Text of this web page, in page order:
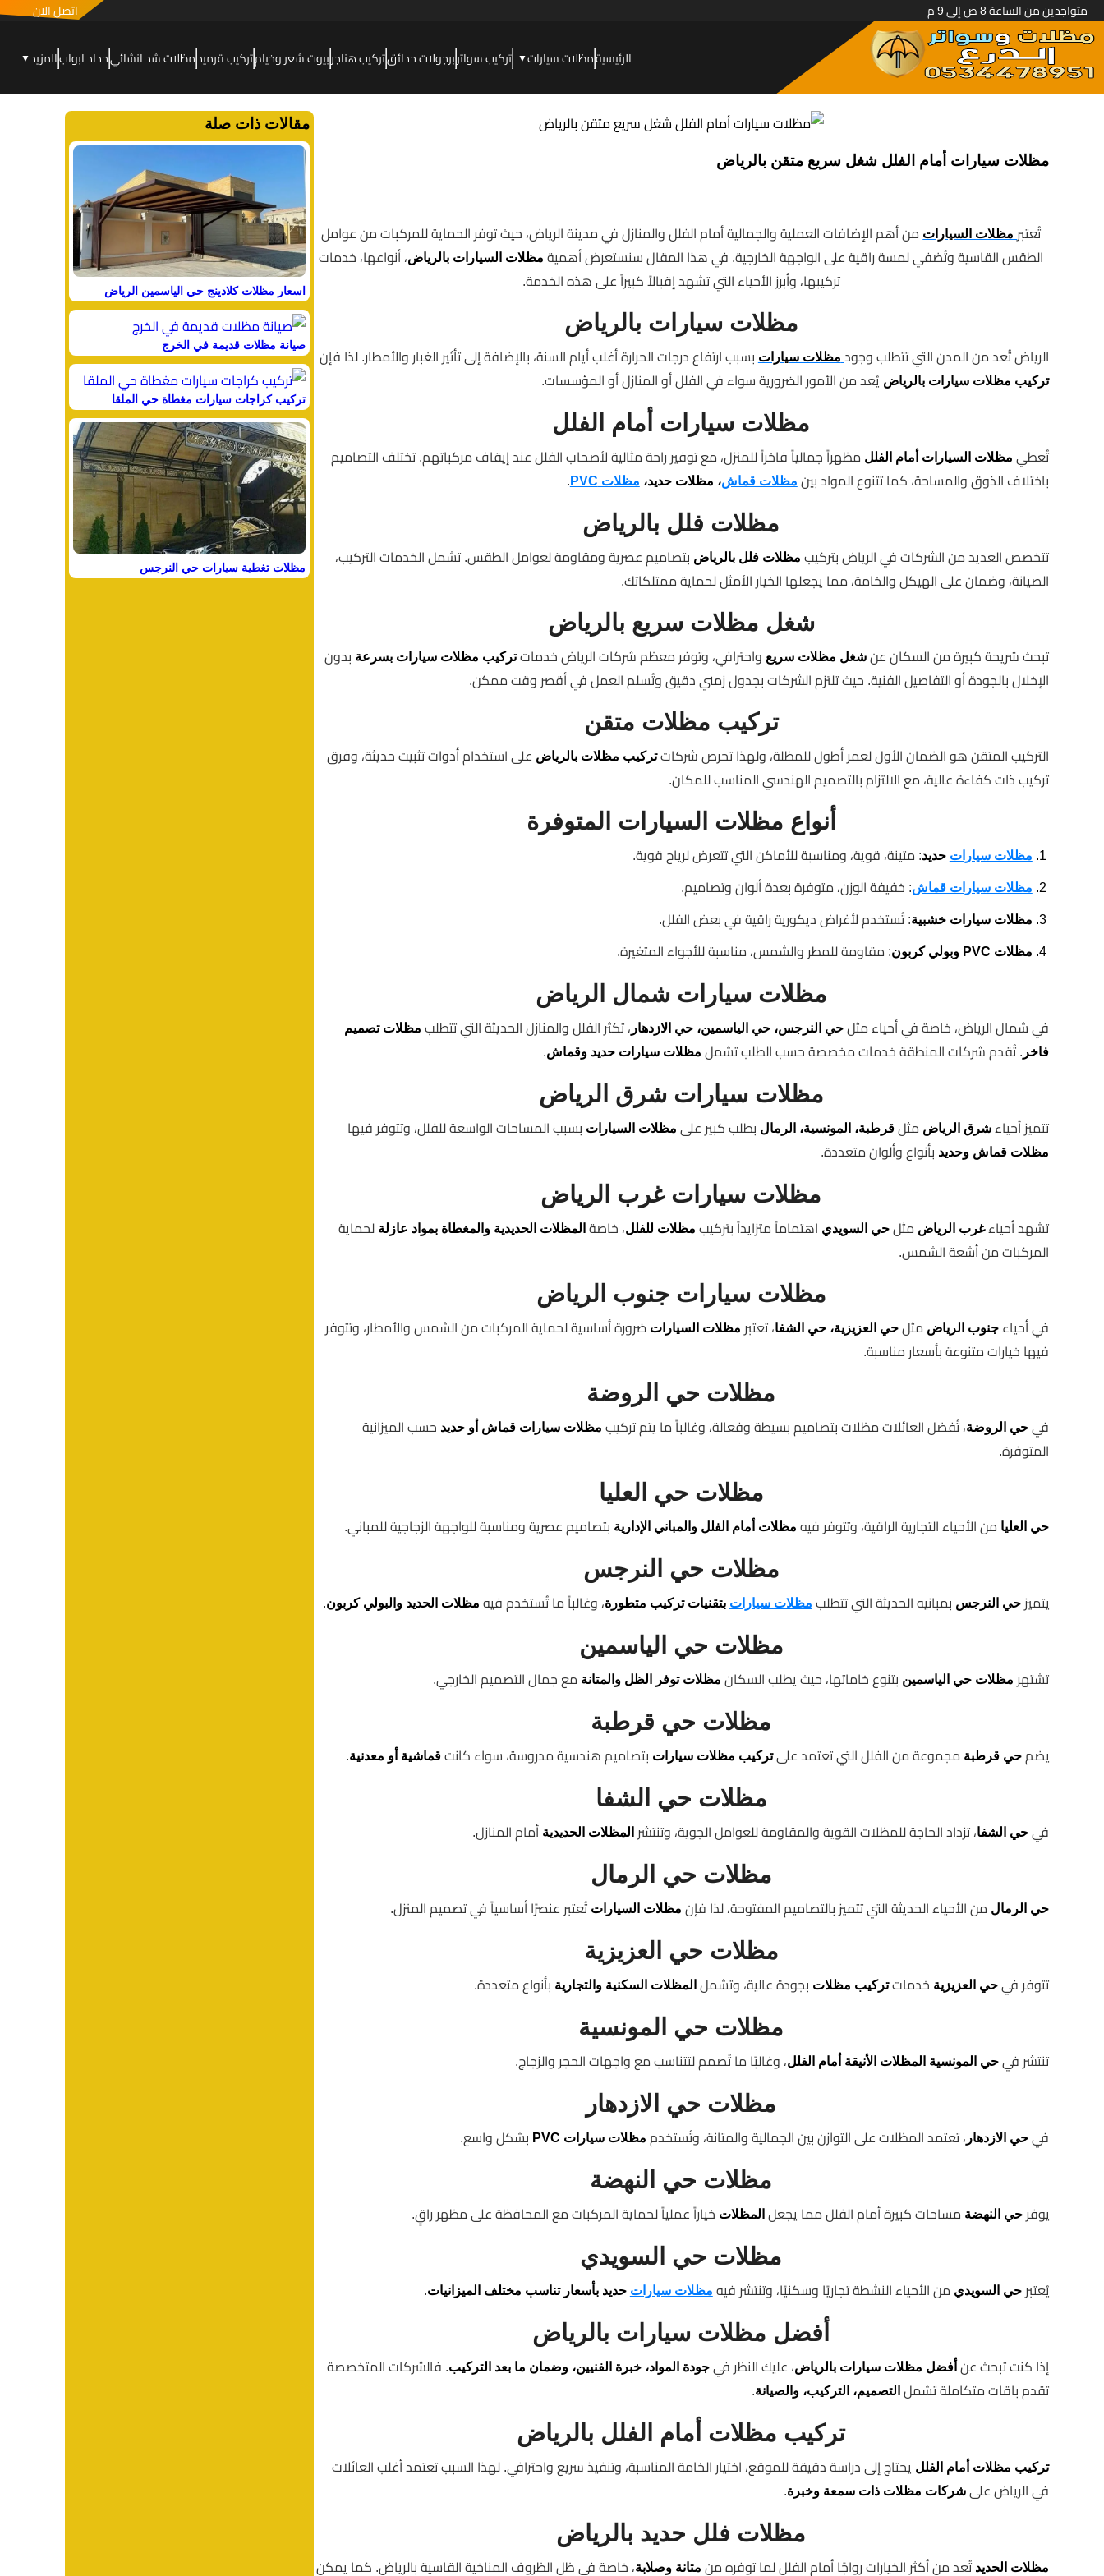
متواجدين من الساعة 8 ص إلى 9 م اتصل الان
الرئيسيةمظلات سيارات▼ تركيب سواتربرجولات حدائقتركيب هناجربيوت شعر وخيامتركيب قرميدمظلات شد انشائيحداد ابوابالمزيد▼
مظلات سيارات أمام الفلل شغل سريع متقن بالرياض
تُعتبر مظلات السياراتمن أهم الإضافات العملية والجمالية أمام الفلل والمنازل في مدينة الرياض، حيث توفر الحماية للمركبات من عوامل
الطقس القاسية وتُضفي لمسة راقية على الواجهة الخارجية. في هذا المقال سنستعرض أهمية مظلات السيارات بالرياض، أنواعها، خدمات
تركيبها، وأبرز الأحياء التي تشهد إقبالاً كبيراً على هذه الخدمة.
مظلات سيارات بالرياض
الرياض تُعد من المدن التي تتطلب وجود مظلات سياراتبسبب ارتفاع درجات الحرارة أغلب أيام السنة، بالإضافة إلى تأثير الغبار والأمطار. لذا فإن
تركيب مظلات سيارات بالرياض يُعد من الأمور الضرورية سواء في الفلل أو المنازل أو المؤسسات.
مظلات سيارات أمام الفلل
تُعطي مظلات السيارات أمام الفلل مظهراً جمالياً فاخراً للمنزل، مع توفير راحة مثالية لأصحاب الفلل عند إيقاف مركباتهم. تختلف التصاميم
باختلاف الذوق والمساحة، كما تتنوع المواد بينمظلات قماش، مظلات حديد، مظلات PVC .
مظلات فلل بالرياض
تتخصص العديد من الشركات في الرياض بتركيب مظلات فلل بالرياض بتصاميم عصرية ومقاومة لعوامل الطقس. تشمل الخدمات التركيب،
الصيانة، وضمان على الهيكل والخامة، مما يجعلها الخيار الأمثل لحماية ممتلكاتك.
شغل مظلات سريع بالرياض
تبحث شريحة كبيرة من السكان عنشغل مظلات سريع واحترافي، وتوفر معظم شركات الرياض خدماتتركيب مظلات سيارات بسرعة بدون
الإخلال بالجودة أو التفاصيل الفنية. حيث تلتزم الشركات بجدول زمني دقيق وتُسلم العمل في أقصر وقت ممكن.
تركيب مظلات متقن
التركيب المتقن هو الضمان الأول لعمر أطول للمظلة، ولهذا تحرص شركاتتركيب مظلات بالرياض على استخدام أدوات تثبيت حديثة، وفرق
تركيب ذات كفاءة عالية، مع الالتزام بالتصميم الهندسي المناسب للمكان.
أنواع مظلات السيارات المتوفرة
مظلات سيارات حديد: متينة، قوية، ومناسبة للأماكن التي تتعرض لرياح قوية.
مظلات سيارات قماش: خفيفة الوزن، متوفرة بعدة ألوان وتصاميم.
مظلات سيارات خشبية: تُستخدم لأغراض ديكورية راقية في بعض الفلل.
مظلات PVC وبولي كربون : مقاومة للمطر والشمس، مناسبة للأجواء المتغيرة.
مظلات سيارات شمال الرياض
في شمال الرياض، خاصة في أحياء مثلحي النرجس، حي الياسمين، حي الازدهار ، تكثر الفلل والمنازل الحديثة التي تتطلب مظلات تصميم
فاخر . تُقدم شركات المنطقة خدمات مخصصة حسب الطلب تشمل مظلات سيارات حديد وقماش.
مظلات سيارات شرق الرياض
تتميز أحياءشرق الرياض مثلقرطبة، المونسية، الرمال بطلب كبير على مظلات السيارات بسبب المساحات الواسعة للفلل، وتتوفر فيها
مظلات قماش وحديد بأنواع وألوان متعددة.
مظلات سيارات غرب الرياض
تشهد أحياءغرب الرياض مثلحي السويدي اهتماماً متزايداً بتركيب مظلات للفلل، خاصة المظلات الحديدية والمغطاة بمواد عازلة لحماية
المركبات من أشعة الشمس.
مظلات سيارات جنوب الرياض
في أحياءجنوب الرياض مثلحي العزيزية، حي الشفا، تعتبر مظلات السيارات ضرورة أساسية لحماية المركبات من الشمس والأمطار، وتتوفر
فيها خيارات متنوعة بأسعار مناسبة.
مظلات حي الروضة
فيحي الروضة، تُفضل العائلات مظلات بتصاميم بسيطة وفعالة، وغالباً ما يتم تركيب مظلات سيارات قماش أو حديد حسب الميزانية
المتوفرة.
مظلات حي العليا
حي العليا من الأحياء التجارية الراقية، وتتوفر فيه مظلات أمام الفلل والمباني الإدارية بتصاميم عصرية ومناسبة للواجهة الزجاجية للمباني.
مظلات حي النرجس
يتميزحي النرجس بمبانيه الحديثة التي تتطلبمظلات سيارات بتقنيات تركيب متطورة، وغالباً ما تُستخدم فيه مظلات الحديد والبولي كربون.
مظلات حي الياسمين
تشتهر مظلات حي الياسمين بتنوع خاماتها، حيث يطلب السكان مظلات توفر الظل والمتانة مع جمال التصميم الخارجي.
مظلات حي قرطبة
يضمحي قرطبة مجموعة من الفلل التي تعتمد علىتركيب مظلات سيارات بتصاميم هندسية مدروسة، سواء كانتقماشية أو معدنية.
مظلات حي الشفا
فيحي الشفا، تزداد الحاجة للمظلات القوية والمقاومة للعوامل الجوية، وتنتشر المظلات الحديدية أمام المنازل.
مظلات حي الرمال
حي الرمال من الأحياء الحديثة التي تتميز بالتصاميم المفتوحة، لذا فإن مظلات السيارات تُعتبر عنصرًا أساسياً في تصميم المنزل.
مظلات حي العزيزية
تتوفر فيحي العزيزية خدماتتركيب مظلات بجودة عالية، وتشمل المظلات السكنية والتجارية بأنواع متعددة.
مظلات حي المونسية
تنتشر فيحي المونسية المظلات الأنيقة أمام الفلل، وغالبًا ما تُصمم لتتناسب مع واجهات الحجر والزجاج.
مظلات حي الازدهار
فيحي الازدهار ، تعتمد المظلات على التوازن بين الجمالية والمتانة، وتُستخدم مظلات سيارات PVC بشكل واسع.
مظلات حي النهضة
يوفرحي النهضة مساحات كبيرة أمام الفلل مما يجعل المظلات خياراً عملياً لحماية المركبات مع المحافظة على مظهر راقٍ.
مظلات حي السويدي
يُعتبرحي السويدي من الأحياء النشطة تجاريًا وسكنيًا، وتنتشر فيهمظلات سيارات حديد بأسعار تناسب مختلف الميزانيات.
أفضل مظلات سيارات بالرياض
إذا كنت تبحث عن أفضل مظلات سيارات بالرياض، عليك النظر فيجودة المواد، خبرة الفنيين، وضمان ما بعد التركيب. فالشركات المتخصصة
تقدم باقات متكاملة تشمل التصميم، التركيب، والصيانة.
تركيب مظلات أمام الفلل بالرياض
تركيب مظلات أمام الفلل يحتاج إلى دراسة دقيقة للموقع، اختيار الخامة المناسبة، وتنفيذ سريع واحترافي. لهذا السبب تعتمد أغلب العائلات
في الرياض علىشركات مظلات ذات سمعة وخبرة.
مظلات فلل حديد بالرياض
مظلات الحديد تُعد من أكثر الخيارات رواجًا أمام الفلل لما توفره من متانة وصلابة، خاصة في ظل الظروف المناخية القاسية بالرياض. كما يمكن
مقالات ذات صلة
اسعار مظلات كلادينج حي الياسمين الرياض
صيانة مظلات قديمة في الخرج
تركيب كراجات سيارات مغطاة حي الملقا
مظلات تغطية سيارات حي النرجس